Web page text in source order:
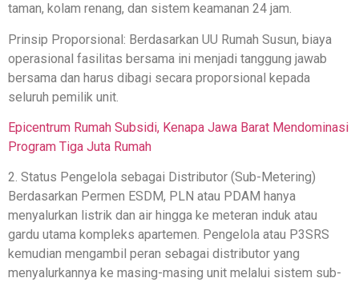
taman, kolam renang, dan sistem keamanan 24 jam.
Prinsip Proporsional: Berdasarkan UU Rumah Susun, biaya
operasional fasilitas bersama ini menjadi tanggung jawab
bersama dan harus dibagi secara proporsional kepada
seluruh pemilik unit.
Epicentrum Rumah Subsidi, Kenapa Jawa Barat Mendominasi
Program Tiga Juta Rumah
2. Status Pengelola sebagai Distributor (Sub-Metering)
Berdasarkan Permen ESDM, PLN atau PDAM hanya
menyalurkan listrik dan air hingga ke meteran induk atau
gardu utama kompleks apartemen. Pengelola atau P3SRS
kemudian mengambil peran sebagai distributor yang
menyalurkannya ke masing-masing unit melalui sistem sub-